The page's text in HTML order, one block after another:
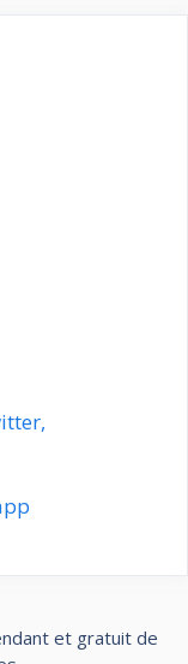
et gratuit de